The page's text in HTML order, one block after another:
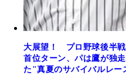
大展望！ プロ野球後半戦
首位ターン、パは鷹が独
た"真夏のサバイバルレー